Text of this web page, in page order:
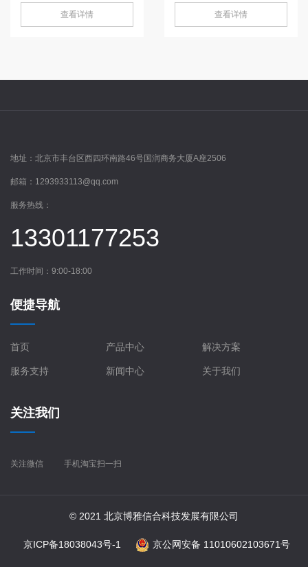
查看详情 查看详情
地址： 北京市丰台区西四环南路46号国润商务大厦A座2506
邮箱： 1293933113@qq.com
服务热线：
13301177253
工作时间：9:00-18:00
便捷导航
首页 产品中心 解决方案
服务支持 新闻中心 关于我们
关注我们
关注微信 手机淘宝扫一扫
© 2021 北京博雅信合科技发展有限公司
京ICP备18038043号-1 京公网安备 11010602103671号